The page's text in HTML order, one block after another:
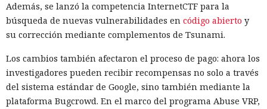
Además, se lanzó la competencia InternetCTF para la
búsqueda de nuevas vulnerabilidades en código abierto y
su corrección mediante complementos de Tsunami.
Los cambios también afectaron el proceso de pago: ahora los
investigadores pueden recibir recompensas no solo a través
del sistema estándar de Google, sino también mediante la
plataforma Bugcrowd. En el marco del programa Abuse VRP,